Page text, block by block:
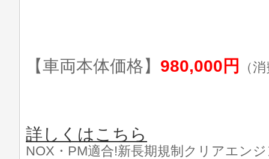
【車両本体価格】 980,000円 （
詳しくはこちら
NOX・PM適合!新長期規制クリアエン